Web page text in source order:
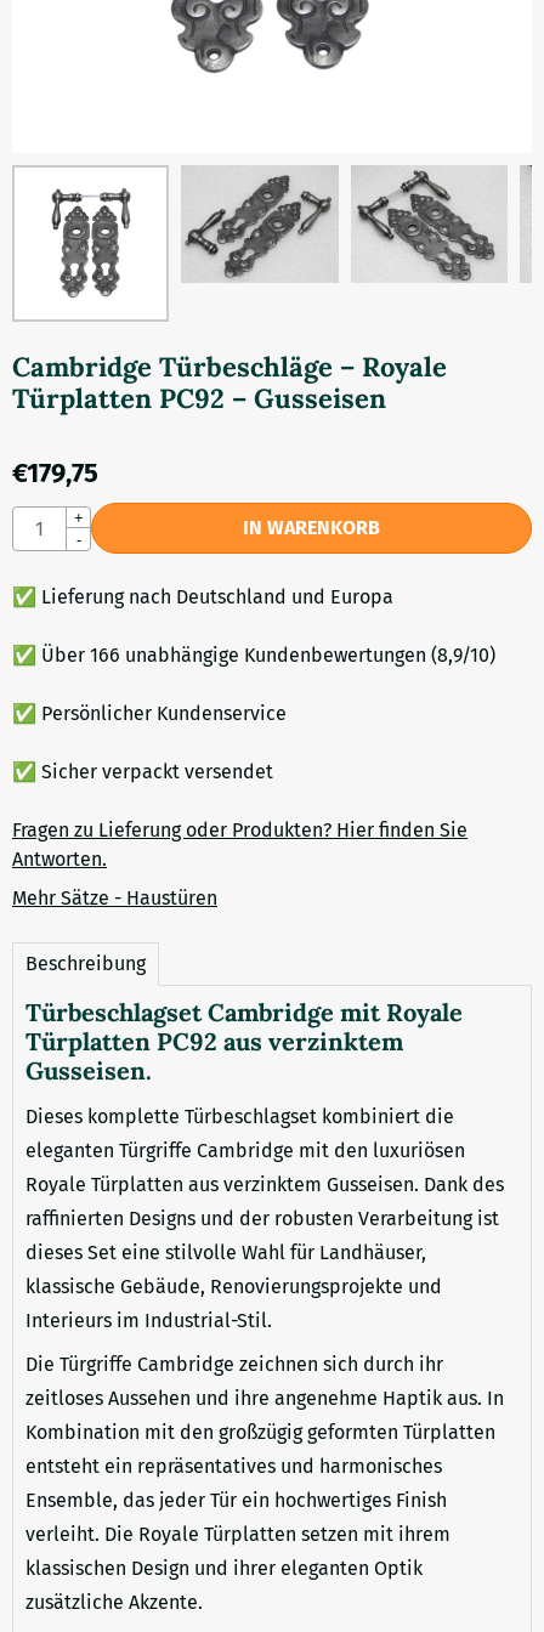
Cambridge Türbeschläge – Royale
Türplatten PC92 – Gusseisen
€179,75
Anzahl
+
-
IN WARENKORB
✅ Lieferung nach Deutschland und Europa
✅ Über 166 unabhängige Kundenbewertungen (8,9/10)
✅ Persönlicher Kundenservice
✅ Sicher verpackt versendet
Fragen zu Lieferung oder Produkten? Hier finden Sie
Antworten.
Mehr Sätze - Haustüren
Beschreibung
Türbeschlagset Cambridge mit Royale
Türplatten PC92 aus verzinktem
Gusseisen.
Dieses komplette Türbeschlagset kombiniert die
eleganten Türgriffe Cambridge mit den luxuriösen
Royale Türplatten aus verzinktem Gusseisen. Dank des
raffinierten Designs und der robusten Verarbeitung ist
dieses Set eine stilvolle Wahl für Landhäuser,
klassische Gebäude, Renovierungsprojekte und
Interieurs im Industrial-Stil.
Die Türgriffe Cambridge zeichnen sich durch ihr
zeitloses Aussehen und ihre angenehme Haptik aus. In
Kombination mit den großzügig geformten Türplatten
entsteht ein repräsentatives und harmonisches
Ensemble, das jeder Tür ein hochwertiges Finish
verleiht. Die Royale Türplatten setzen mit ihrem
klassischen Design und ihrer eleganten Optik
zusätzliche Akzente.